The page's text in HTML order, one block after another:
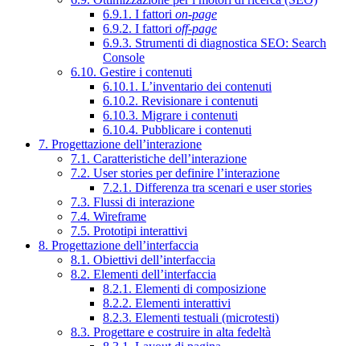
6.9.1. I fattori on-page
6.9.2. I fattori off-page
6.9.3. Strumenti di diagnostica SEO: Search
Console
6.10. Gestire i contenuti
6.10.1. L’inventario dei contenuti
6.10.2. Revisionare i contenuti
6.10.3. Migrare i contenuti
6.10.4. Pubblicare i contenuti
7. Progettazione dell’interazione
7.1. Caratteristiche dell’interazione
7.2. User stories per definire l’interazione
7.2.1. Differenza tra scenari e user stories
7.3. Flussi di interazione
7.4. Wireframe
7.5. Prototipi interattivi
8. Progettazione dell’interfaccia
8.1. Obiettivi dell’interfaccia
8.2. Elementi dell’interfaccia
8.2.1. Elementi di composizione
8.2.2. Elementi interattivi
8.2.3. Elementi testuali (microtesti)
8.3. Progettare e costruire in alta fedeltà